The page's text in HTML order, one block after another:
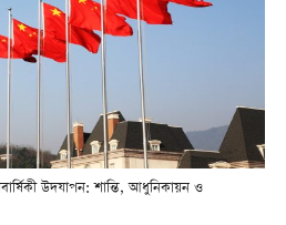
উদযাপন: শান্তি, আধুনিকায়ন ও